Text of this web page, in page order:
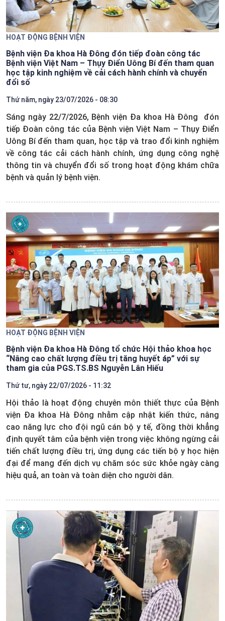
HOẠT ĐỘNG BỆNH VIỆN
Bệnh viện Đa khoa Hà Đông đón tiếp đoàn công tác
Bệnh viện Việt Nam – Thụy Điển Uông Bí đến tham quan
học tập kinh nghiệm về cải cách hành chính và chuyển
đổi số
Thứ năm, ngày 23/07/2026 - 08:30
Sáng ngày 22/7/2026, Bệnh viện Đa khoa Hà Đông đón
tiếp Đoàn công tác của Bệnh viện Việt Nam – Thụy Điển
Uông Bí đến tham quan, học tập và trao đổi kinh nghiệm
về công tác cải cách hành chính, ứng dụng công nghệ
thông tin và chuyển đổi số trong hoạt động khám chữa
bệnh và quản lý bệnh viện.
HOẠT ĐỘNG BỆNH VIỆN
Bệnh viện Đa khoa Hà Đông tổ chức Hội thảo khoa học
“Nâng cao chất lượng điều trị tăng huyết áp” với sự
tham gia của PGS.TS.BS Nguyễn Lân Hiếu
Thứ tư, ngày 22/07/2026 - 11:32
Hội thảo là hoạt động chuyên môn thiết thực của Bệnh
viện Đa khoa Hà Đông nhằm cập nhật kiến thức, nâng
cao năng lực cho đội ngũ cán bộ y tế, đồng thời khẳng
định quyết tâm của bệnh viện trong việc không ngừng cải
tiến chất lượng điều trị, ứng dụng các tiến bộ y học hiện
đại để mang đến dịch vụ chăm sóc sức khỏe ngày càng
hiệu quả, an toàn và toàn diện cho người dân.